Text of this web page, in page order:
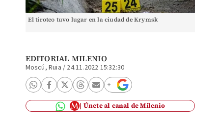
El tiroteo tuvo lugar en la ciudad de Krymsk
EDITORIAL MILENIO
Moscú, Ruia / 24.11.2022 15:32:30
Únete al canal de Milenio